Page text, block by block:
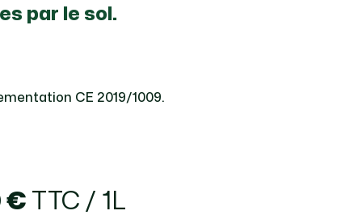
par le sol.
CE 2019/1009.
€ TTC / 1L